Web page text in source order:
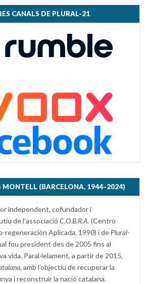
CANALS DE PLURAL-21
MONTELL (BARCELONA, 1944–2024)
independent, cofundador i
de l’associació C.O.B.R.A. (Centro
regeneración Aplicada, 1990) i de Plural-
fou president des de 2005 fins al
vida. Paral·lelament, a partir de 2015,
amb l’objectiu de recuperar la
i reconstruir la nació catalana.